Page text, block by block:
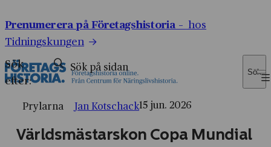
Prenumerera på Företagshistoria – hos
Tidningskungen
Sök
efter:
Sök
Prylarna Jan Kotschack15 jun. 2026
Världsmästarskon Copa Mundial